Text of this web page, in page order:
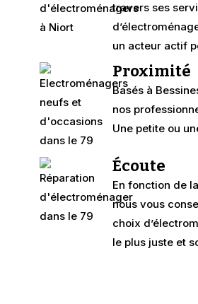
travers ses
un acteur actif
Proximité
Basés à
nos
Une petite ou
Écoute
En fonction de
nous vous
choix
le plus juste et